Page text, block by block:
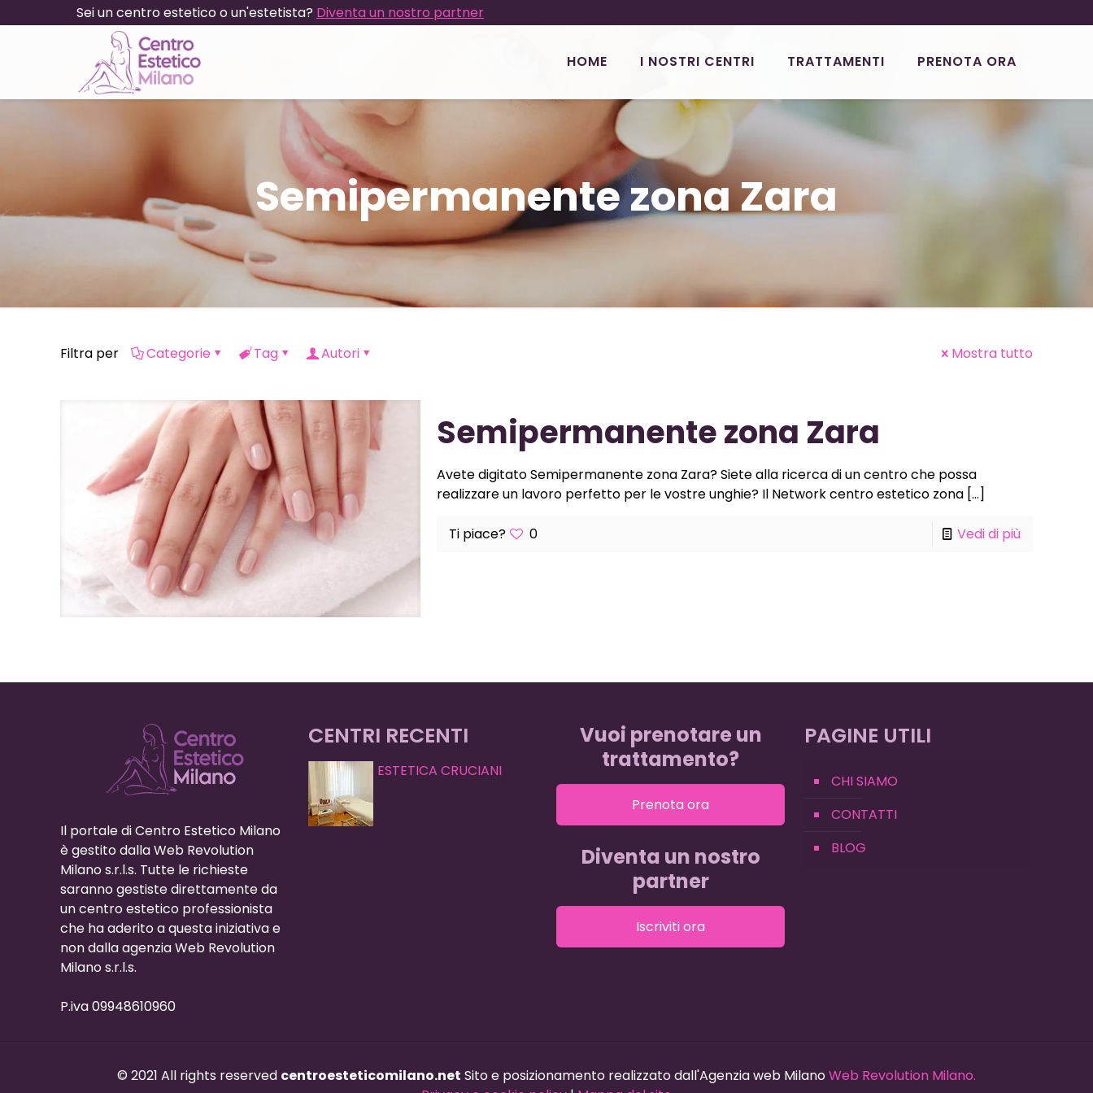
Sei un centro estetico o un'estetista? Diventa un nostro partner
HOME I NOSTRI CENTRI TRATTAMENTI PRENOTA ORA
Semipermanente zona Zara
Filtra per Categorie Tag Autori Mostra tutto
Semipermanente zona Zara
Avete digitato Semipermanente zona Zara? Siete alla ricerca di un centro che possa
realizzare un lavoro perfetto per le vostre unghie? Il Network centro estetico zona[…]
Ti piace? 0 Vedi di più
Il portale di Centro Estetico Milano
è gestito dalla Web Revolution
Milano s.r.l.s. Tutte le richieste
saranno gestiste direttamente da
un centro estetico professionista
che ha aderito a questa iniziativa e
non dalla agenzia Web Revolution
Milano s.r.l.s.
P.iva 09948610960
CENTRI RECENTI
ESTETICA CRUCIANI
Vuoi prenotare un
trattamento?
Prenota ora
Diventa un nostro
partner
Iscriviti ora
PAGINE UTILI
CHI SIAMO
CONTATTI
BLOG
© 2021 All rights reserved centroesteticomilano.net Sito e posizionamento realizzato dall'Agenzia web MilanoWeb Revolution Milano.